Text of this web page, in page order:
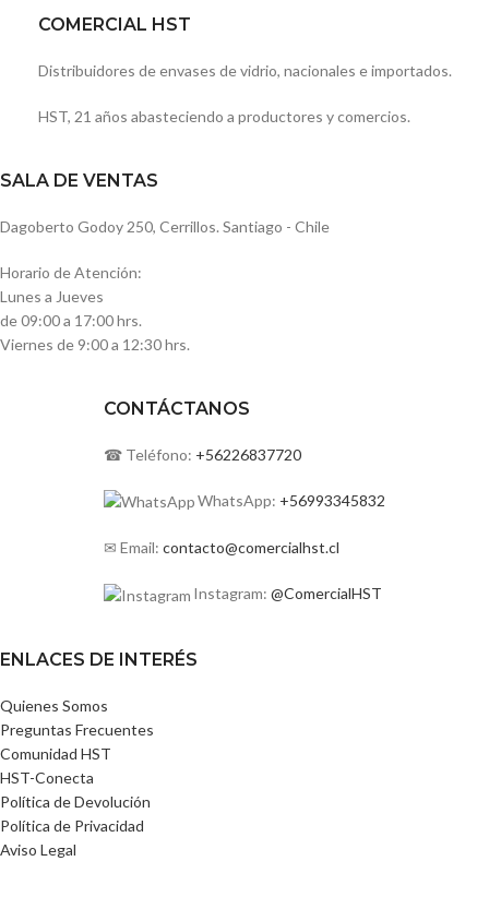
COMERCIAL HST
Distribuidores de envases de vidrio, nacionales e importados.
HST, 21 años abasteciendo a productores y comercios.
SALA DE VENTAS
Dagoberto Godoy 250, Cerrillos. Santiago - Chile
Horario de Atención:
Lunes a Jueves
de 09:00 a 17:00 hrs.
Viernes de 9:00 a 12:30 hrs.
CONTÁCTANOS
☎ Teléfono: +56226837720
WhatsApp: +56993345832
✉ Email: contacto@comercialhst.cl
Instagram: @ComercialHST
ENLACES DE INTERÉS
Quienes Somos
Preguntas Frecuentes
Comunidad HST
HST-Conecta
Política de Devolución
Política de Privacidad
Aviso Legal